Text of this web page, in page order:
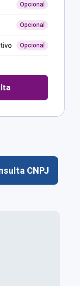
Opcional
Opcional
Opcional
CNPJ